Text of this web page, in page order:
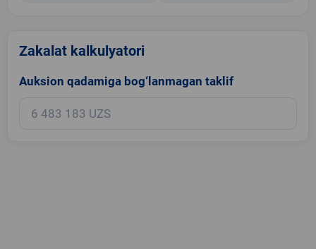
Zakalat kalkulyatori
Auksion qadamiga bog‘lanmagan taklif